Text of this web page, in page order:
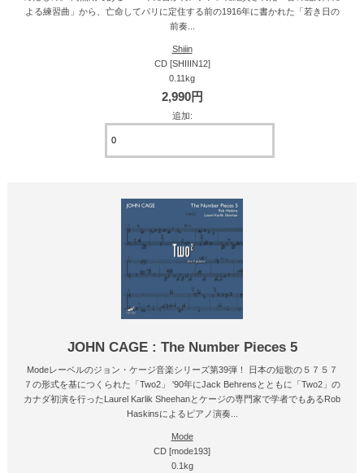
よる練習曲」から、亡命してパリに定住する前の1916年に書かれた「若き日の
前奏...
Shiiin
CD [SHIIIN12]
0.11kg
2,990円
追加:
JOHN CAGE : The Number Pieces 5
Modeレーベルのジョン・ケージ音楽シリーズ第39弾！ 日本の短歌の５７５７
７の形式を基につくられた「Two2」 '90年にJack Behrensとともに「Two2」の
カナダ初演を行ったLaurel Karlik Sheehanとケージの専門家で学者でもあるRob
Haskinsによるピアノ演奏...
Mode
CD [mode193]
0.1kg